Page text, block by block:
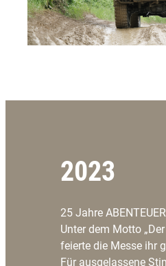
2023
25 Jahre
Unter dem Motto
feierte die Messe ihr
Für ausgelassene